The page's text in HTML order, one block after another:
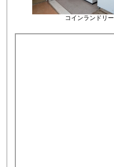
コインランドリー